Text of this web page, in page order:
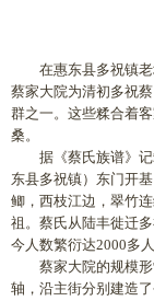
在惠东县多祝镇老
蔡家大院为清初多祝
群之一。这些糅合着
桑。
据《蔡氏族谱》记
东县多祝镇）东门开
鲫，西枝江边，翠竹
祖。蔡氏从陆丰徙迁
今人数繁衍达2000多
蔡家大院的规模形
轴，沿主街分别建造